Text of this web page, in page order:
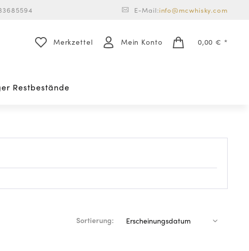
E-Mail:info@mcwhisky.com
Merkzettel Mein Konto 0,00 € *
Restbestände
Sortierung: